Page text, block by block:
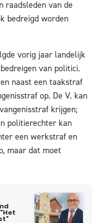
raadsleden van de
bedreigd worden
vorig jaar landelijk
van politici.
naast een taakstraf
op. De V. kan
krijgen;
politierechter kan
een werkstraf en
maar dat moet